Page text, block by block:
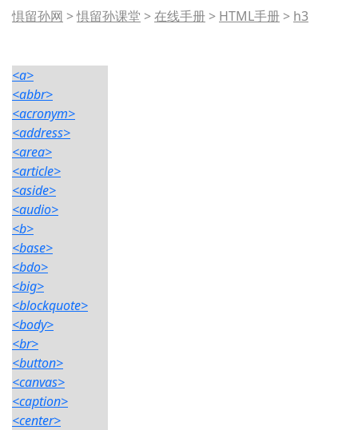
惧留孙网 >惧留孙课堂 >在线手册> HTML手册> h3
<a>
<abbr>
<acronym>
<address>
<area>
<article>
<aside>
<audio>
<b>
<base>
<bdo>
<big>
<blockquote>
<body>
<br>
<button>
<canvas>
<caption>
<center>